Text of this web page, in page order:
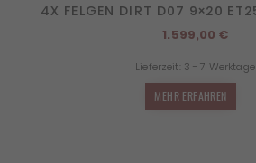
4X FELGEN DIRT D07 9×20
1.599,00 €
Lieferzeit: 3 - 7 Werktage
MEHR ERFAHREN